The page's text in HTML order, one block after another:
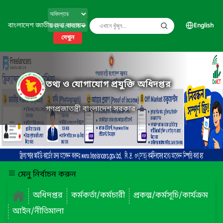
বাংলাদেশ জাতীয় তথ্য বাতায়ন
দেখুন
English
তথ্য ও যোগাযোগ প্রযুক্তি অধিদপ্তর
গণপ্রজাতন্ত্রী বাংলাদেশ সরকার
মেনু নির্বাচন করুন
অধিদপ্তর
কর্মকর্তা/কর্মচারী
প্রকল্প/কর্মসূচি/কার্যক্রম
আইন/নীতিমালা